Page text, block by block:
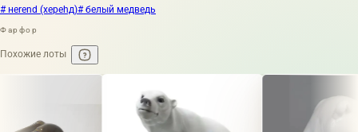
# неrend (хереhд)# белый медведь
Фарфор
Похожие лоты